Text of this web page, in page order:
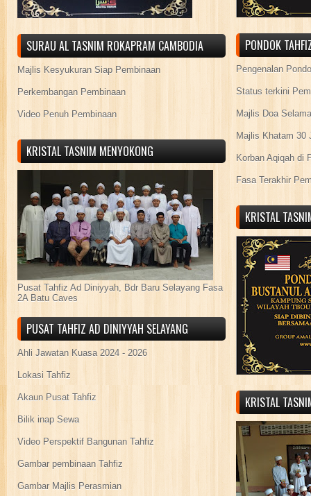
SURAU AL TASNIM ROKAPRAM CAMBODIA
Majlis Kesyukuran Siap Pembinaan
Perkembangan Pembinaan
Video Penuh Pembinaan
KRISTAL TASNIM MENYOKONG
Pusat Tahfiz Ad Diniyyah, Bdr Baru Selayang Fasa
2A Batu Caves
PUSAT TAHFIZ AD DINIYYAH SELAYANG
Ahli Jawatan Kuasa 2024 - 2026
Lokasi Tahfiz
Akaun Pusat Tahfiz
Bilik inap Sewa
Video Perspektif Bangunan Tahfiz
Gambar pembinaan Tahfiz
Gambar Majlis Perasmian
PONDOK
Pengenalan
Status terkini
Majlis Doa
Majlis Khatam 30
Korban Aqiqah di
Fasa Terakhir
KRISTAL
KRISTAL